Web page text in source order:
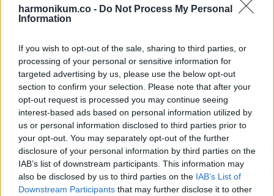
harmonikum.co - Do Not Process My Personal
Information
If you wish to opt-out of the sale, sharing to third parties, or
processing of your personal or sensitive information for
targeted advertising by us, please use the below opt-out
section to confirm your selection. Please note that after your
opt-out request is processed you may continue seeing
interest-based ads based on personal information utilized by
us or personal information disclosed to third parties prior to
your opt-out. You may separately opt-out of the further
disclosure of your personal information by third parties on the
IAB’s list of downstream participants. This information may
also be disclosed by us to third parties on the IAB’s List of
Downstream Participants that may further disclose it to other
A kapcsolataidban ma a türelem kulcsfontosságú, különösen
egy közeli baráttal vagy családtaggal. Anyagi helyzeted
koncentrálni. Szerelmi életedben izgalmas fordulat várható,
ha hajlandó vagy nyitottan közeledni a másikhoz.
Egészséged érdekében próbálj több folyadékot fogyasztani
és figyelni az étrendedre. Egy váratlan telefonhívás vagy
üzenet meglepetést hozhat, ami feldobja a napodat. A
kreatív energiáid ma különösen erősek, használd ki őket egy
projekt vagy hobbi befejezésére. Az esti órákban érdemes
egy kis időt önmagadra szánni, hogy rendezhesd a